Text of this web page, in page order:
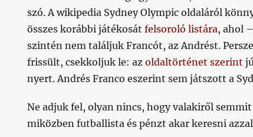
szó. A wikipedia Sydney Olympic oldaláról
összes korábbi játékosát felsoroló listára, ahol
szintén nem találjuk Francót, az Andrést.
frissült, csekkoljuk le: az oldaltörténet szerint
nyert. Andrés Franco eszerint sem játszott a
Ne adjuk fel, olyan nincs, hogy valakiről
miközben futballista és pénzt akar keresni